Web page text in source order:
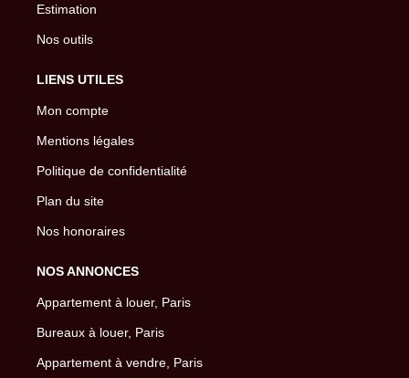
Estimation
Nos outils
LIENS UTILES
Mon compte
Mentions légales
Politique de confidentialité
Plan du site
Nos honoraires
NOS ANNONCES
Appartement à louer, Paris
Bureaux à louer, Paris
Appartement à vendre, Paris